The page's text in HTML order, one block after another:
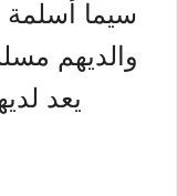
سيما أسلمة
والديهم
يعد